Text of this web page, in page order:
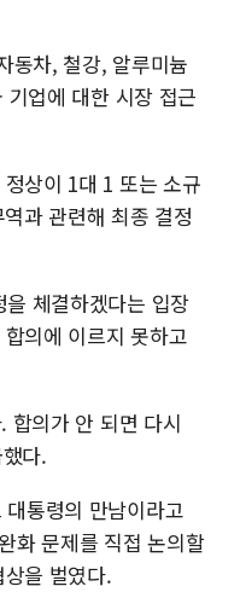
동차, 철강, 알루미늄
업에 대한 시장 접근
상이 1대 1 또는 소규
과 관련해 최종 결정
체결하겠다는 입장
의에 이르지 못하고
합의가 안 되면 다시
다.
통령의 만남이라고
화 문제를 직접 논의할
을 벌였다.